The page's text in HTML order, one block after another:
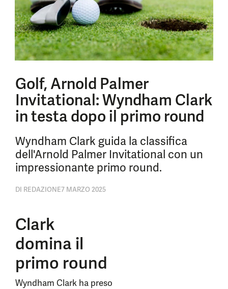
Golf, Arnold Palmer
Invitational: Wyndham Clark
in testa dopo il primo round
Wyndham Clark guida la classifica
dell'Arnold Palmer Invitational con un
impressionante primo round.
DI REDAZIONE7 MARZO 2025
Clark
domina il
primo round
Wyndham Clark ha preso